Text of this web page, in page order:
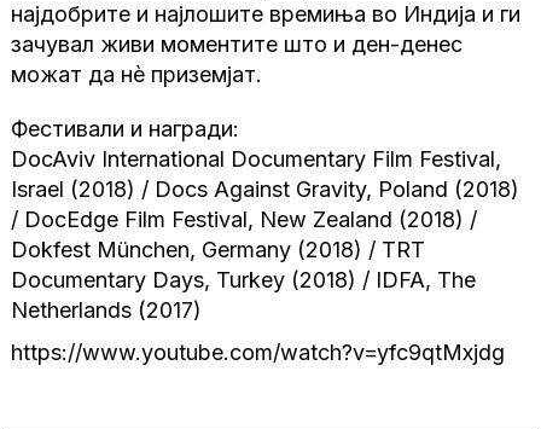
најдобрите и најлошите времиња во Индија и ги
зачувал живи моментите што и ден-денес
можат да нè приземјат.
Фестивали и награди:
DocAviv International Documentary Film Festival,
Israel (2018) / Docs Against Gravity, Poland (2018)
/ DocEdge Film Festival, New Zealand (2018) /
Dokfest München, Germany (2018) / TRT
Documentary Days, Turkey (2018) / IDFA, The
Netherlands (2017)
https://www.youtube.com/watch?v=yfc9qtMxjdg